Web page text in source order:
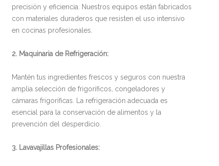
precisión y eficiencia. Nuestros equipos están fabricados
con materiales duraderos que resisten el uso intensivo
en cocinas profesionales.
2. Maquinaria de Refrigeración:
Mantén tus ingredientes frescos y seguros con nuestra
amplia selección de frigoríficos, congeladores y
cámaras frigoríficas. La refrigeración adecuada es
esencial para la conservación de alimentos y la
prevención del desperdicio.
3. Lavavajillas Profesionales: